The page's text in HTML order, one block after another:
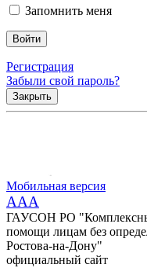
Запомнить меня
Регистрация
Забыли свой пароль?
Закрыть
Мобильная версия
AAA
ГАУСОН РО
помощи лицам без
Ростова-на-Дону"
официальный сайт